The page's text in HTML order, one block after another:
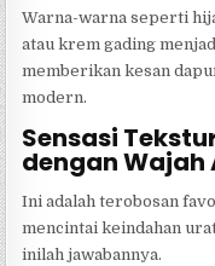
Warna-warna seperti
atau krem gading
memberikan kesan
modern.
Sensasi
dengan Wajah
Ini adalah terobosan
mencintai keindahan
inilah jawabannya.